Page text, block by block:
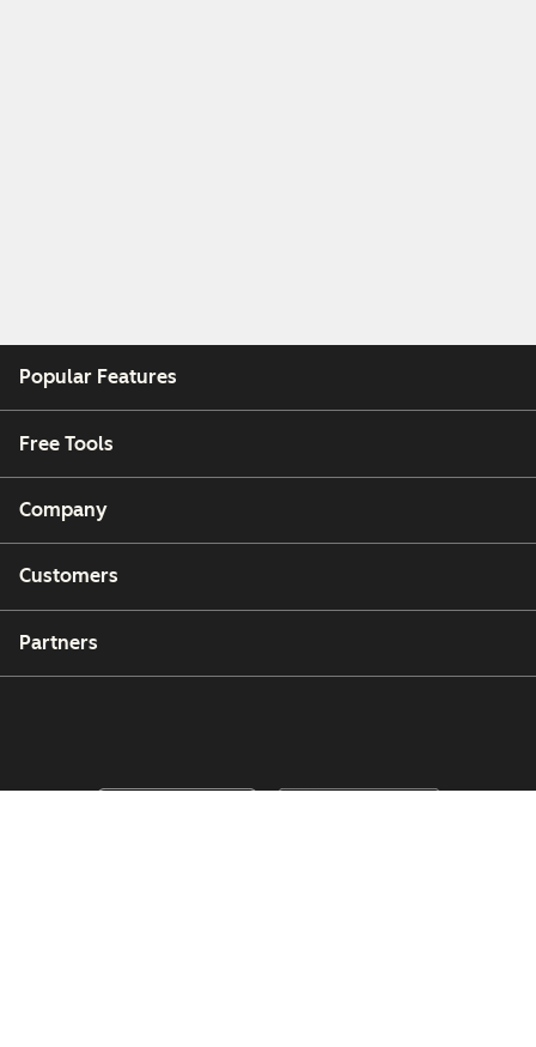
Popular Features
Free Tools
Company
Customers
Partners